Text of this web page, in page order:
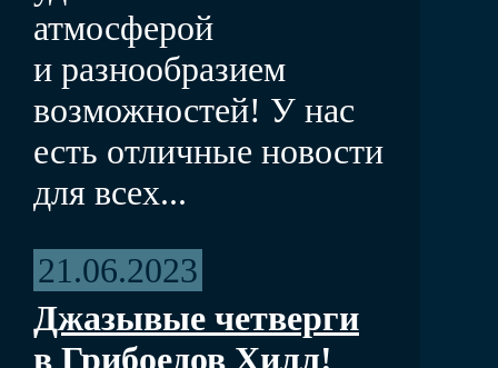
атмосферой
и разнообразием
возможностей! У нас
есть отличные новости
для всех...
21.06.2023
Джазывые четверги
в Грибоедов Хилл!